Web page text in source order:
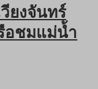
ยงจันทร์
อชมแม่น้ำ